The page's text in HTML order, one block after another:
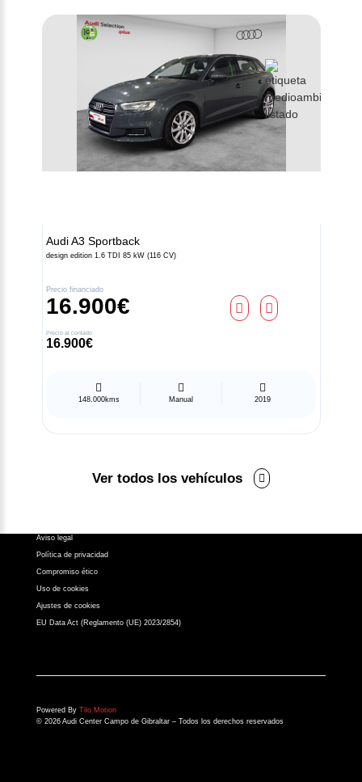
AudiA3 Sportback
design edition 1.6 TDI 85 kW (116 CV)
Precio financiado
16.900€
Precio al contado
16.900€
148.000kms Manual 2019
Ver todos los vehículos
Contacto
956 631 050
Síguenos en:
Aviso legal
Política de privacidad
Compromiso ético
Uso de cookies
Ajustes de cookies
EU Data Act (Reglamento (UE) 2023/2854)
Powered By Tilo Motion
© 2026 Audi Center Campo de Gibraltar – Todos los derechos reservados